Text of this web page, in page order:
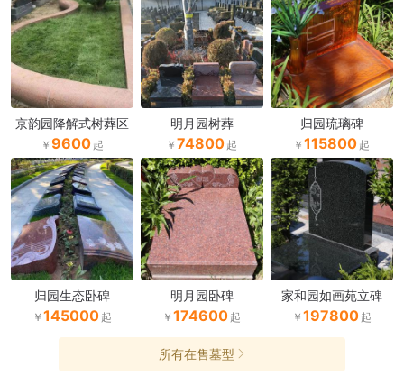
京韵园降解式树葬区
9600
明月园树葬
74800
归园琉璃碑
115800
归园生态卧碑
145000
明月园卧碑
174600
家和园如画苑立碑
197800
所有在售墓型